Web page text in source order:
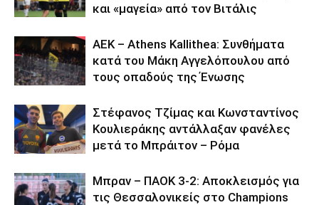
και «μαγεία» από τον Βιτάλις
ΑΕΚ – Athens Kallithea: Συνθήματα
κατά του Μάκη Αγγελόπουλου από
τους οπαδούς της Ένωσης
Στέφανος Τζίμας και Κωνσταντίνος
Κουλιεράκης αντάλλαξαν φανέλες
μετά το Μπράιτον – Ρόμα
Μπραν – ΠΑΟΚ 3-2: Αποκλεισμός για
τις Θεσσαλονικείς στο Champions